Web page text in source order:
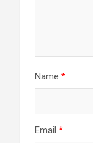
Name *
Email *